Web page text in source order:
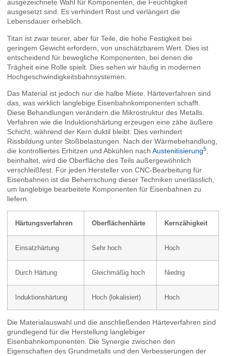
ausgezeichnete Wahl für Komponenten, die Feuchtigkeit
ausgesetzt sind. Es verhindert Rost und verlängert die
Lebensdauer erheblich.
Titan ist zwar teurer, aber für Teile, die hohe Festigkeit bei
geringem Gewicht erfordern, von unschätzbarem Wert. Dies ist
entscheidend für bewegliche Komponenten, bei denen die
Trägheit eine Rolle spielt. Dies sehen wir häufig in modernen
Hochgeschwindigkeitsbahnsystemen.
Das Material ist jedoch nur die halbe Miete. Härteverfahren sind
das, was wirklich langlebige Eisenbahnkomponenten schafft.
Diese Behandlungen verändern die Mikrostruktur des Metalls.
Verfahren wie die Induktionshärtung erzeugen eine zähe äußere
Schicht, während der Kern duktil bleibt. Dies verhindert
Rissbildung unter Stoßbelastungen. Nach der Wärmebehandlung,
die kontrolliertes Erhitzen und Abkühlen nach Austenitisierung5
beinhaltet, wird die Oberfläche des Teils außergewöhnlich
verschleißfest. Für jeden Hersteller von CNC-Bearbeitung für
Eisenbahnen ist die Beherrschung dieser Techniken unerlässlich,
um langlebige bearbeitete Komponenten für Eisenbahnen zu
liefern.
Härtungsverfahren Oberflächenhärte Kernzähigkeit
Einsatzhärtung Sehr hoch Hoch
Durch Härtung Gleichmäßig hoch Niedrig
Induktionshärtung Hoch (lokalisiert) Hoch
Die Materialauswahl und die anschließenden Härteverfahren sind
grundlegend für die Herstellung langlebiger
Eisenbahnkomponenten. Die Synergie zwischen den
Eigenschaften des Grundmetalls und den Verbesserungen der